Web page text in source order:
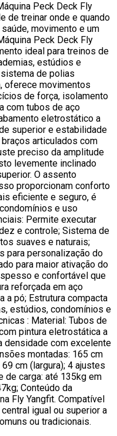
Peck Deck Fly
de treinar onde e quando
movimento e um
Peck Deck Fly
ideal para treinos de
estúdios e
de polias
oferece movimentos
de força, isolamento
com tubos de aço
eletrostático a
superior e estabilidade
articulados com
preciso da amplitude
levemente inclinado
O assento
proporcionam conforto
eficiente e seguro, é
e uso
Permite executar
e controle; Sistema de
suaves e naturais;
para personalização do
para maior ativação do
e confortável que
reforçada em aço
a pó; Estrutura compacta
estúdios, condomínios e
: Material: Tubos de
pintura eletrostática a
densidade com excelente
montadas: 165 cm
cm (largura); 4 ajustes
de carga: até 135kg em
Conteúdo da
Fly Yangfit. Compatível
igual ou superior a
ou tradicionais.